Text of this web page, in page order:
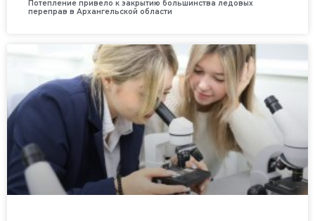
Потепление привело к закрытию большинства ледовых
переправ в Архангельской области